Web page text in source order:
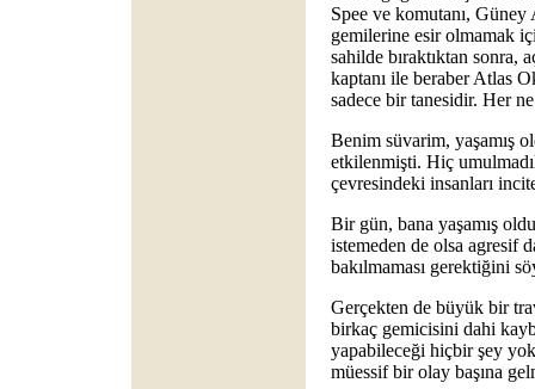
Spee ve komutanı,
gemilerine esir olmamak
sahilde bıraktıktan sonra,
kaptanı ile beraber Atlas
sadece bir tanesidir. Her
Benim süvarim, yaşamış
etkilenmişti. Hiç
çevresindeki insanları
Bir gün, bana yaşamış
istemeden de olsa agresif
bakılmaması gerektiğini
Gerçekten de büyük bir
birkaç gemicisini dahi
yapabileceği hiçbir şey
müessif bir olay başına